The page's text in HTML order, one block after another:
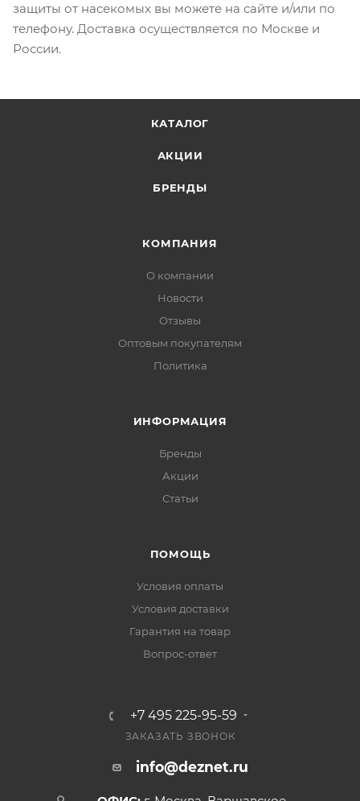
защиты от насекомых вы можете на сайте и/или по
телефону. Доставка осуществляется по Москве и
России.
КАТАЛОГ
АКЦИИ
БРЕНДЫ
КОМПАНИЯ
О компании
Новости
Отзывы
Оптовым покупателям
Политика
ИНФОРМАЦИЯ
Бренды
Акции
Статьи
ПОМОЩЬ
Условия оплаты
Условия доставки
Гарантия на товар
Вопрос-ответ
+7 495 225-95-59
ЗАКАЗАТЬ ЗВОНОК
info@deznet.ru